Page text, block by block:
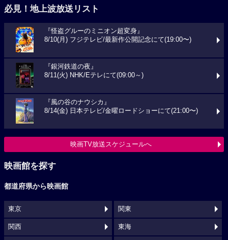
必見！地上波放送リスト
『怪盗グルーのミニオン超変身』
8/10(月) フジテレビ/最新作公開記念にて(19:00〜)
『銀河鉄道の夜』
8/11(火) NHK/Eテレにて(09:00～)
『風の谷のナウシカ』
8/14(金) 日本テレビ/金曜ロードショーにて(21:00〜)
映画TV放送スケジュールへ
映画館を探す
都道府県から映画館
東京 関東
関西 東海